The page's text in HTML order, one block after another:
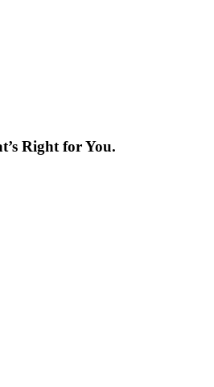
Right for You.